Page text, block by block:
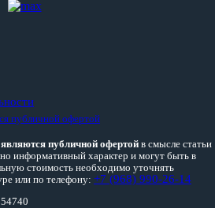
публичной офертой
публичной офертой в смысле статьи
информативный характер и могут быть в
стоимость необходимо уточнять
или по телефону: +7 (968) 990-26-14